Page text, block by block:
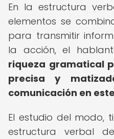
En la estructura
elementos se
para transmitir
la acción, el
riqueza gramatical
precisa y
comunicación en
El estudio del modo,
estructura verbal